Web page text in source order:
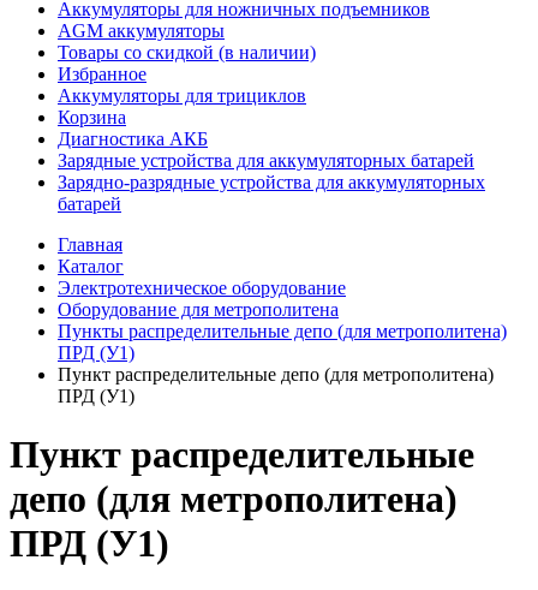
Аккумуляторы для ножничных подъемников
AGM аккумуляторы
Товары со скидкой (в наличии)
Избранное
Аккумуляторы для трициклов
Корзина
Диагностика АКБ
Зарядные устройства для аккумуляторных батарей
Зарядно-разрядные устройства для аккумуляторных
батарей
Главная
Каталог
Электротехническое оборудование
Оборудование для метрополитена
Пункты распределительные депо (для метрополитена)
ПРД (У1)
Пункт распределительные депо (для метрополитена)
ПРД (У1)
Пункт распределительные
депо (для метрополитена)
ПРД (У1)